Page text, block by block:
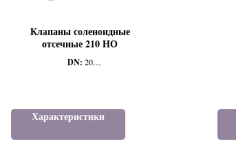
Клапаны соленоидные
отсечные 210 НО
DN: 20
Характеристики